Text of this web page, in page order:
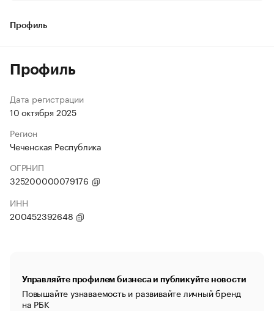
Профиль
Профиль
Дата регистрации
10 октября 2025
Регион
Чеченская Республика
ОГРНИП
325200000079176
ИНН
200452392648
Управляйте профилем бизнеса и публикуйте новости
Повышайте узнаваемость и развивайте личный бренд
на РБК